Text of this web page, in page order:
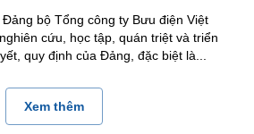
bộ Tổng công ty Bưu điện Việt
cứu, học tập, quán triệt và triển
quy định của Đảng, đặc biệt là...
Xem thêm